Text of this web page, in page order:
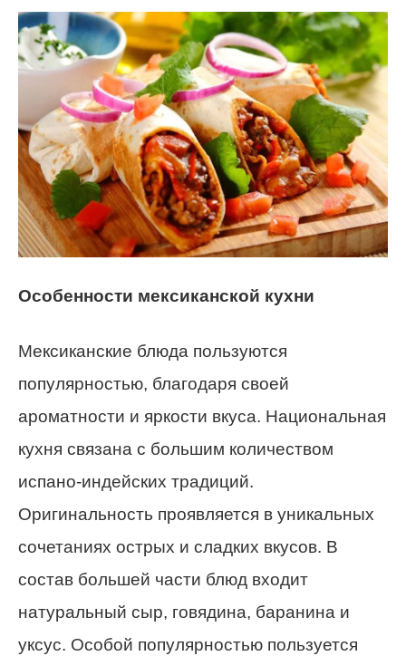
Особенности мексиканской кухни
Мексиканские блюда пользуются
популярностью, благодаря своей
ароматности и яркости вкуса. Национальная
кухня связана с большим количеством
испано-индейских традиций.
Оригинальность проявляется в уникальных
сочетаниях острых и сладких вкусов. В
состав большей части блюд входит
натуральный сыр, говядина, баранина и
уксус. Особой популярностью пользуется